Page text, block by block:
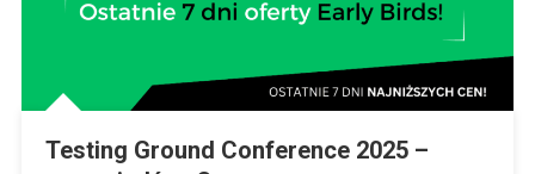
Testing Ground Conference 2025 –